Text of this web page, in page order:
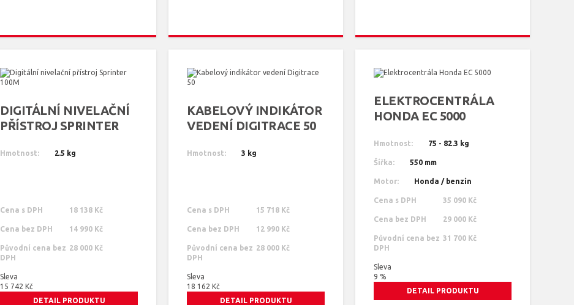
DIGITÁLNÍ NIVELAČNÍ
PŘÍSTROJ SPRINTER
Hmotnost: 2.5 kg
Cena s DPH 18 138 Kč
Cena bez DPH 14 990 Kč
Původní cena bez
DPH
28 000 Kč
Sleva
15 742 Kč
DETAIL PRODUKTU
KABELOVÝ INDIKÁTOR
VEDENÍ DIGITRACE 50
Hmotnost: 3 kg
Cena s DPH 15 718 Kč
Cena bez DPH 12 990 Kč
Původní cena bez
DPH
28 000 Kč
Sleva
18 162 Kč
DETAIL PRODUKTU
ELEKTROCENTRÁLA
HONDA EC 5000
Hmotnost: 75 - 82.3 kg
Šířka: 550 mm
Motor: Honda / benzín
Cena s DPH 35 090 Kč
Cena bez DPH 29 000 Kč
Původní cena bez
DPH
31 700 Kč
Sleva
9 %
DETAIL PRODUKTU